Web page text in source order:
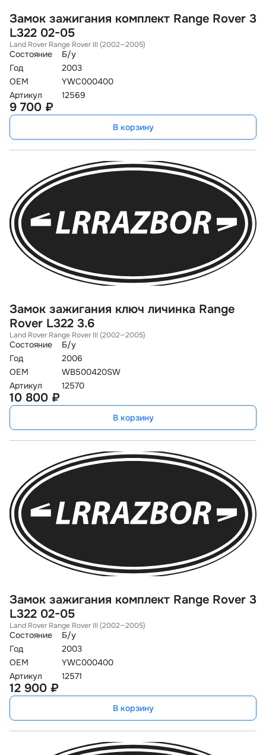
Замок зажигания комплект Range Rover 3
L322 02-05
Land Rover Range Rover III (2002—2005)
Состояние
Б/у
Год
2003
OEM
YWC000400
Артикул
12569
9 700 ₽
В корзину
Замок зажигания ключ личинка Range
Rover L322 3.6
Land Rover Range Rover III (2002—2005)
Состояние
Б/у
Год
2006
OEM
WB500420SW
Артикул
12570
10 800 ₽
В корзину
Замок зажигания комплект Range Rover 3
L322 02-05
Land Rover Range Rover III (2002—2005)
Состояние
Б/у
Год
2003
OEM
YWC000400
Артикул
12571
12 900 ₽
В корзину